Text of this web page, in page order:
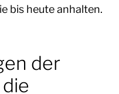
bis heute anhalten.
der